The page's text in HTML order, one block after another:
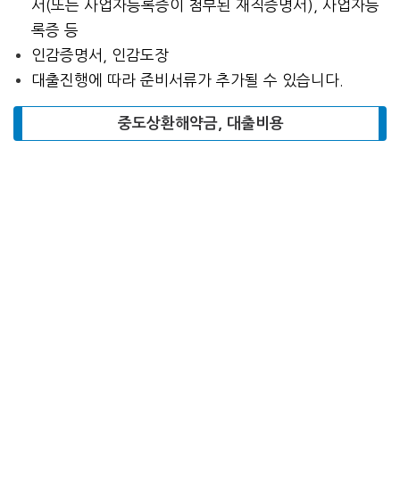
서(또는 사업자등록증이 첨부된 재직증명서), 사업자등
록증 등
인감증명서, 인감도장
대출진행에 따라 준비서류가 추가될 수 있습니다.
중도상환해약금, 대출비용